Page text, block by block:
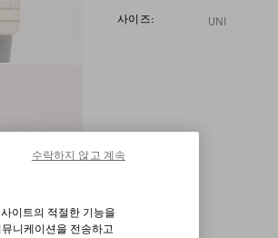
사이즈: UNI
이트의 적절한 기능을
니케이션을 전송하고
수락하지 않고 계속